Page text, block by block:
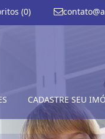
(0)
CADASTRE SEU